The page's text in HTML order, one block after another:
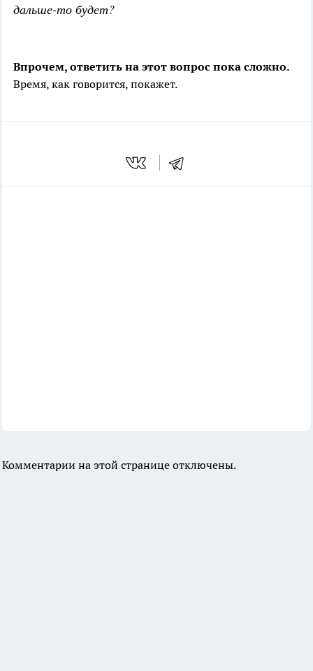
дальше-то будет?
Впрочем, ответить на этот вопрос пока сложно.
Время, как говорится, покажет.
Комментарии на этой странице отключены.